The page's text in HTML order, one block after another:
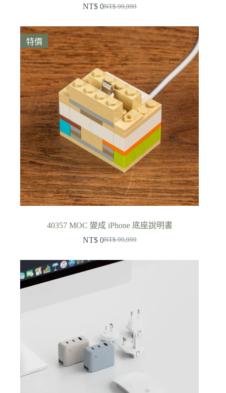
NT$99,999
始
價
格：
NT$ 99,999。
NT$0
前
價
格：
NT$ 0。
特價
40357 MOC 變成 iPhone 底座說明書
NT$99,999
始
NT$0
前